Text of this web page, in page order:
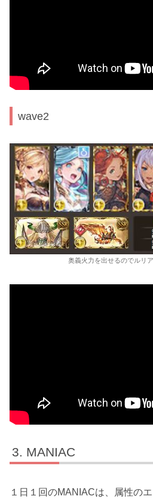
wave2
奥義火力を出せるのでルリ
MANIAC
１日１回のMANIACは、属性の